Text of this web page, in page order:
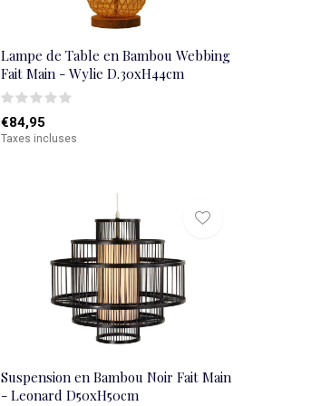
Lampe de Table en Bambou Webbing
Fait Main - Wylie D.30xH44cm
€84,95
Taxes incluses
Suspension en Bambou Noir Fait Main
- Leonard D50xH50cm